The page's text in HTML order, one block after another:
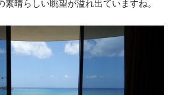
素晴らしい眺望が溢れ出ていますね。